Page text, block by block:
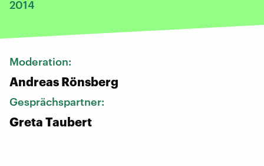
2014
Moderation:
Andreas Rönsberg
Gesprächspartner:
Greta Taubert